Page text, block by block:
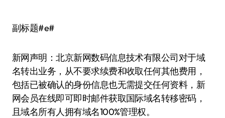
副标题#e#
新网声明：北京新网数码信息技术有限公司对于域
名转出业务，从不要求续费和收取任何其他费用，
包括已被确认的身份信息也无需提交任何资料，新
网会员在线即可即时邮件获取国际域名转移密码，
且域名所有人拥有域名100%管理权。